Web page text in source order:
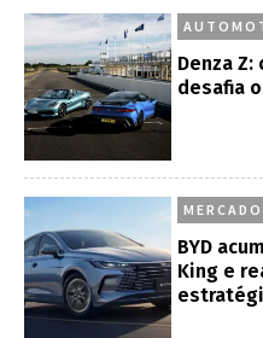
Denza
desafia
MERCADO
BYD
King e